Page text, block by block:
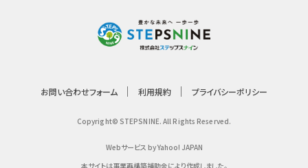
お問い合わせフォーム 利用規約 プライバシーポリシー
Copyright© STEPSNINE. All Rights Reserved.
Webサービス by Yahoo! JAPAN
本サイトは事業再構築補助金により作成しました。